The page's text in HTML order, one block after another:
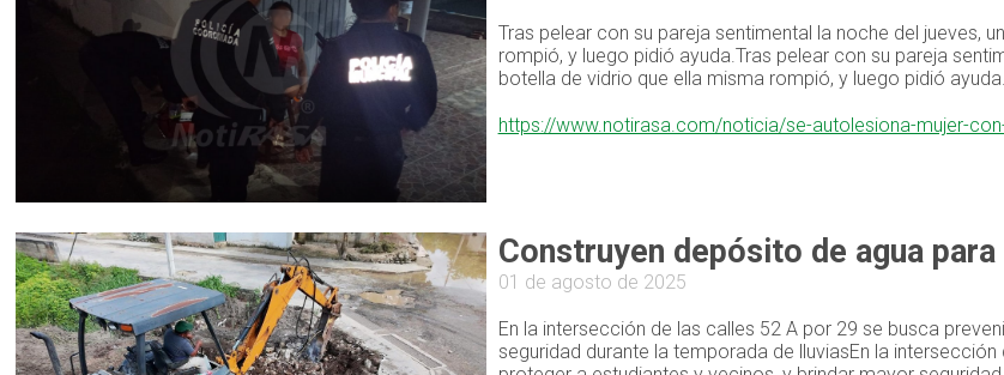
Tras pelear con su pareja sentimental la noche del jueves,
rompió, y luego pidió ayuda.Tras pelear con su pareja
botella de vidrio que ella misma rompió, y luego pidió ayuda.
https://www.notirasa.com/noticia/se-autolesiona-mujer-
Construyen depósito de agua
01 de agosto de 2025
En la intersección de las calles 52 A por 29 se busca
seguridad durante la temporada de lluviasEn la